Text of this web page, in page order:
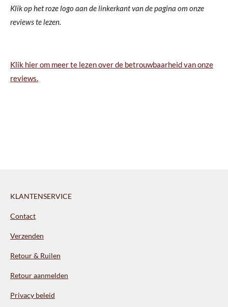
Klik op het roze logo aan de linkerkant van de pagina om onze
reviews te lezen.
Klik hier om meer te lezen over de betrouwbaarheid van onze
reviews.
KLANTENSERVICE
Contact
Verzenden
Retour & Ruilen
Retour aanmelden
Privacy beleid